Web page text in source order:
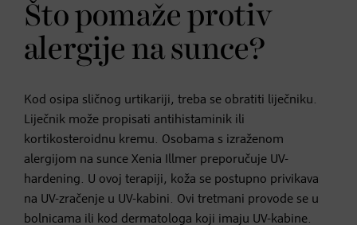
Što pomaže protiv
alergije na sunce?
Kod osipa sličnog urtikariji, treba se obratiti liječniku.
Liječnik može propisati antihistaminik ili
kortikosteroidnu kremu. Osobama s izraženom
alergijom na sunce Xenia Illmer preporučuje UV-
hardening. U ovoj terapiji, koža se postupno privikava
na UV-zračenje u UV-kabini. Ovi tretmani provode se u
bolnicama ili kod dermatologa koji imaju UV-kabine.